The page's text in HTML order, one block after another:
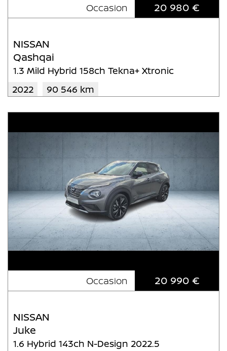
Occasion 20 980 €
NISSAN
Qashqai
1.3 Mild Hybrid 158ch Tekna+ Xtronic
2022
90 546 km
Occasion 20 990 €
NISSAN
Juke
1.6 Hybrid 143ch N-Design 2022.5